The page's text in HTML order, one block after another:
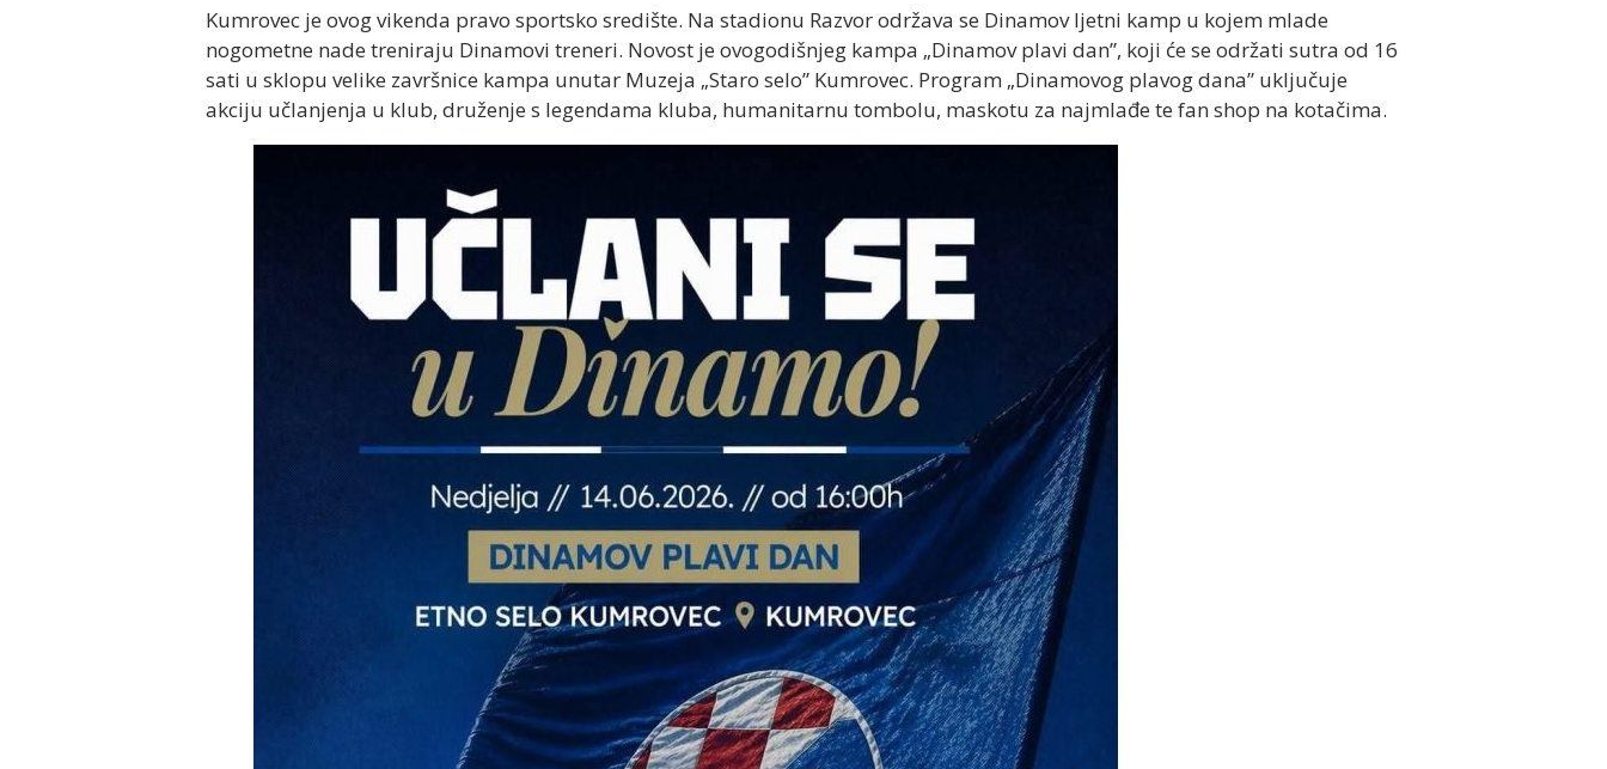
Kumrovec je ovog vikenda pravo sportsko središte. Na stadionu Razvor održava se Dinamov ljetni kamp u kojem mlade
nogometne nade treniraju Dinamovi treneri. Novost je ovogodišnjeg kampa „Dinamov plavi dan”, koji će se održati sutra od 16
sati u sklopu velike završnice kampa unutar Muzeja „Staro selo” Kumrovec. Program „Dinamovog plavog dana” uključuje
akciju učlanjenja u klub, druženje s legendama kluba, humanitarnu tombolu, maskotu za najmlađe te fan shop na kotačima.